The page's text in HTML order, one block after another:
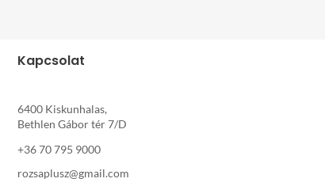
Kapcsolat
6400 Kiskunhalas,
Bethlen Gábor tér 7/D
+36 70 795 9000
rozsaplusz@gmail.com